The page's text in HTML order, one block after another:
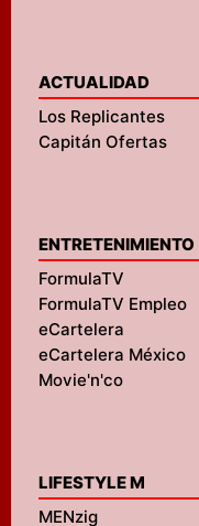
ACTUALIDAD
Los Replicantes
Capitán Ofertas
ENTRETENIMIENTO
FormulaTV
FormulaTV Empleo
eCartelera
eCartelera México
Movie'n'co
LIFESTYLE M
MENzig